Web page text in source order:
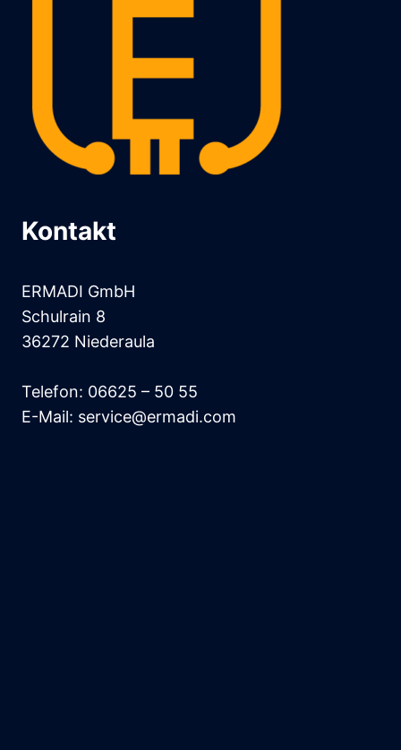
Kontakt
ERMADI GmbH
Schulrain 8
36272 Niederaula
Telefon: 06625 – 50 55
E-Mail: service@ermadi.com